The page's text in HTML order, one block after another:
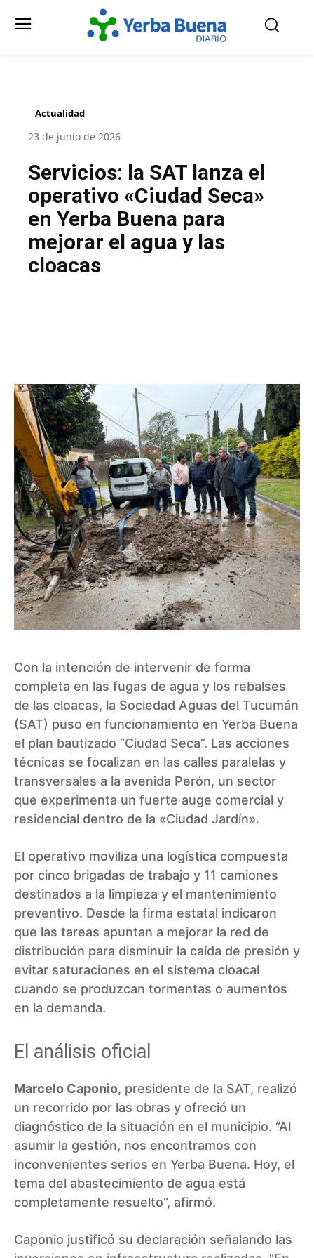
Actualidad
23 de junio de 2026
Servicios: la SAT lanza el
operativo «Ciudad Seca»
en Yerba Buena para
mejorar el agua y las
cloacas
Con la intención de intervenir de forma
completa en las fugas de agua y los rebalses
de las cloacas, la Sociedad Aguas del Tucumán
(SAT) puso en funcionamiento en Yerba Buena
el plan bautizado “Ciudad Seca”. Las acciones
técnicas se focalizan en las calles paralelas y
transversales a la avenida Perón, un sector
que experimenta un fuerte auge comercial y
residencial dentro de la «Ciudad Jardín».
El operativo moviliza una logística compuesta
por cinco brigadas de trabajo y 11 camiones
destinados a la limpieza y el mantenimiento
preventivo. Desde la firma estatal indicaron
que las tareas apuntan a mejorar la red de
distribución para disminuir la caída de presión y
evitar saturaciones en el sistema cloacal
cuando se produzcan tormentas o aumentos
en la demanda.
El análisis oficial
Marcelo Caponio, presidente de la SAT, realizó
un recorrido por las obras y ofreció un
diagnóstico de la situación en el municipio. “Al
asumir la gestión, nos encontramos con
inconvenientes serios en Yerba Buena. Hoy, el
tema del abastecimiento de agua está
completamente resuelto”, afirmó.
Caponio justificó su declaración señalando las